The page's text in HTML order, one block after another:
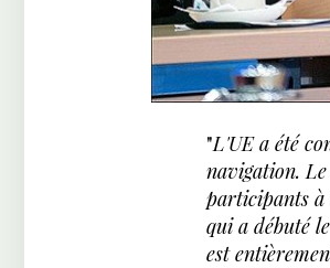
"L'UE a été
navigation.
participants à
qui a débuté
est